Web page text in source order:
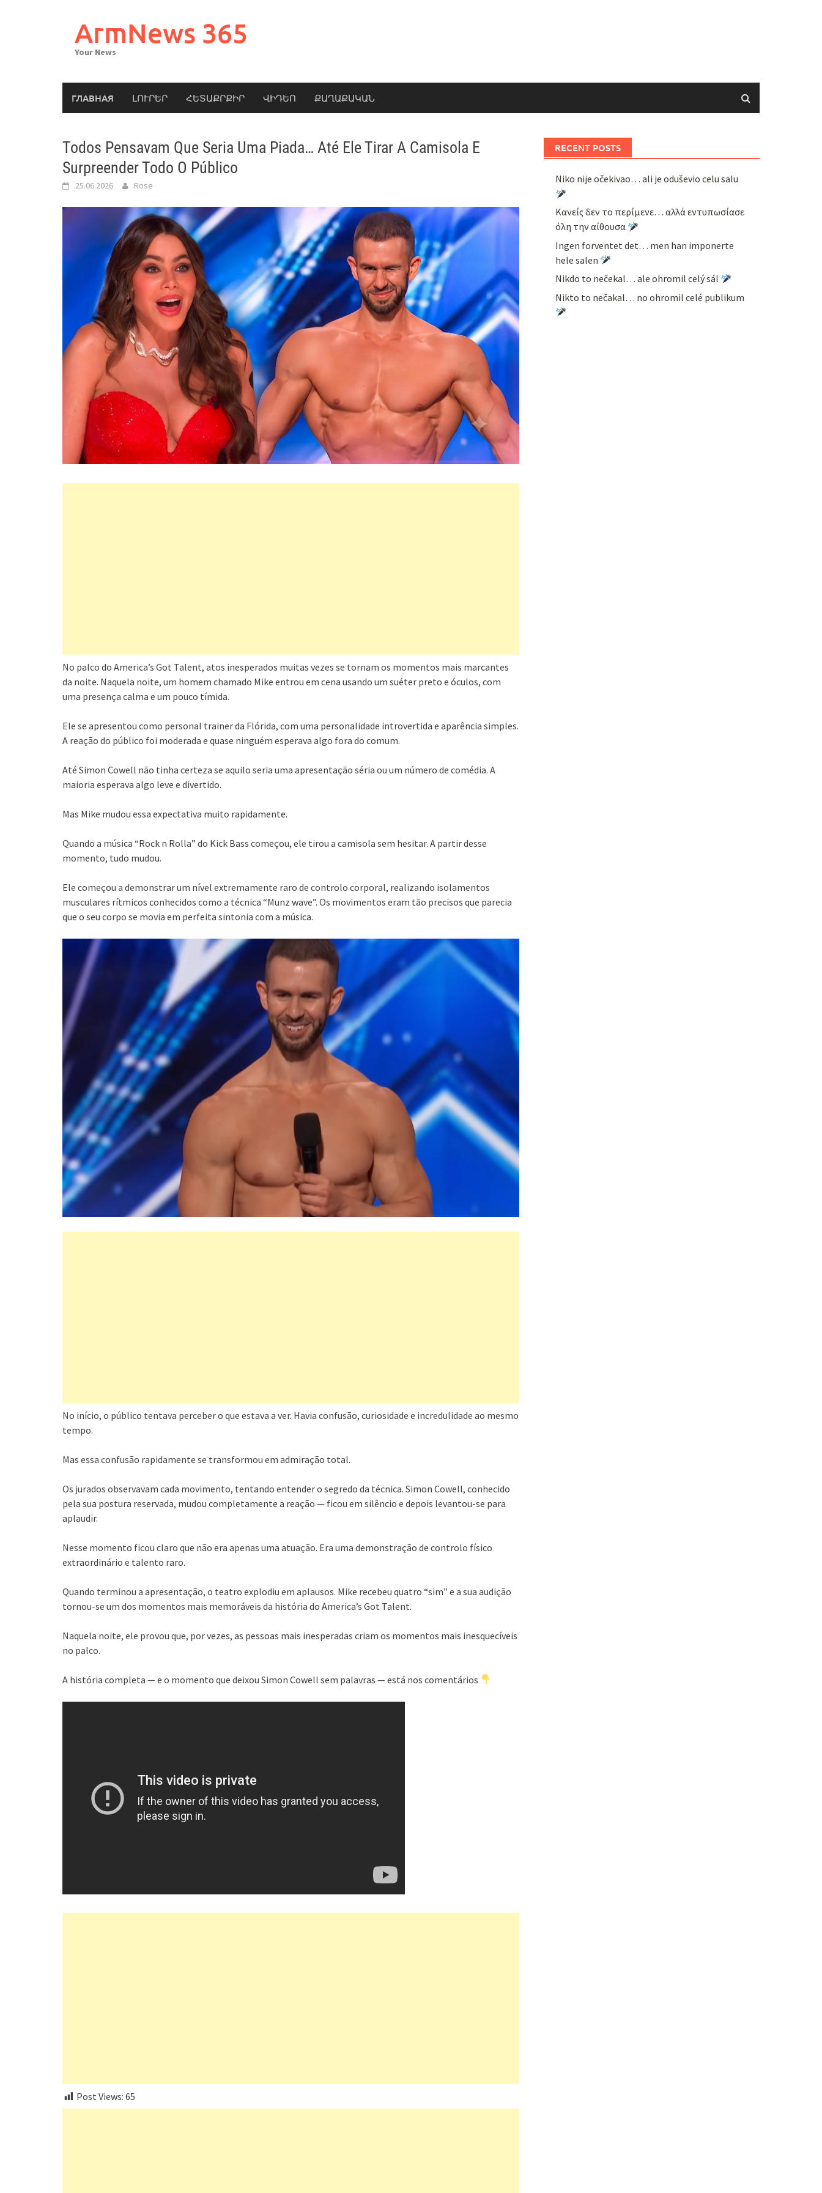
ArmNews 365
Your News
ГЛАВНАЯ ԼՈՒՐԵՐ ՀԵՏԱՔՐՔԻՐ ՎԻԴԵՈ ՔԱՂԱՔԱԿԱՆ
Todos Pensavam Que Seria Uma Piada… Até Ele Tirar A Camisola E
Surpreender Todo O Público
25.06.2026 Rose
No palco do America’s Got Talent, atos inesperados muitas vezes se tornam os momentos mais marcantes
da noite. Naquela noite, um homem chamado Mike entrou em cena usando um suéter preto e óculos, com
uma presença calma e um pouco tímida.
Ele se apresentou como personal trainer da Flórida, com uma personalidade introvertida e aparência simples.
A reação do público foi moderada e quase ninguém esperava algo fora do comum.
Até Simon Cowell não tinha certeza se aquilo seria uma apresentação séria ou um número de comédia. A
maioria esperava algo leve e divertido.
Mas Mike mudou essa expectativa muito rapidamente.
Quando a música “Rock n Rolla” do Kick Bass começou, ele tirou a camisola sem hesitar. A partir desse
momento, tudo mudou.
Ele começou a demonstrar um nível extremamente raro de controlo corporal, realizando isolamentos
musculares rítmicos conhecidos como a técnica “Munz wave”. Os movimentos eram tão precisos que parecia
que o seu corpo se movia em perfeita sintonia com a música.
No início, o público tentava perceber o que estava a ver. Havia confusão, curiosidade e incredulidade ao mesmo
tempo.
Mas essa confusão rapidamente se transformou em admiração total.
Os jurados observavam cada movimento, tentando entender o segredo da técnica. Simon Cowell, conhecido
pela sua postura reservada, mudou completamente a reação — ficou em silêncio e depois levantou-se para
aplaudir.
Nesse momento ficou claro que não era apenas uma atuação. Era uma demonstração de controlo físico
extraordinário e talento raro.
Quando terminou a apresentação, o teatro explodiu em aplausos. Mike recebeu quatro “sim” e a sua audição
tornou-se um dos momentos mais memoráveis da história do America’s Got Talent.
Naquela noite, ele provou que, por vezes, as pessoas mais inesperadas criam os momentos mais inesquecíveis
no palco.
A história completa — e o momento que deixou Simon Cowell sem palavras — está nos comentários
Post Views: 65
RECENT POSTS
Niko nije očekivao… ali je oduševio celu salu
Κανείς δεν το περίμενε… αλλά εντυπωσίασε
όλη την αίθουσα
Ingen forventet det… men han imponerte
hele salen
Nikdo to nečekal… ale ohromil celý sál
Nikto to nečakal… no ohromil celé publikum